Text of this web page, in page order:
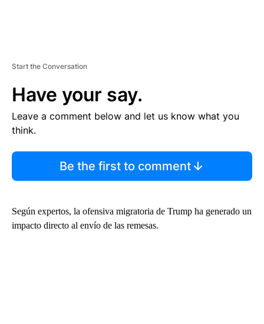
Start the Conversation
Have your say.
Leave a comment below and let us know what you
think.
Be the first to comment
Según expertos, la ofensiva migratoria de Trump ha generado un
impacto directo al envío de las remesas.